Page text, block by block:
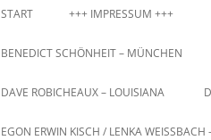
START +++ IMPRESSUM +++
BENEDICT SCHÖNHEIT – MÜNCHEN
DAVE ROBICHEAUX – LOUISIANA
EGON ERWIN KISCH / LENKA WEISSBACH –